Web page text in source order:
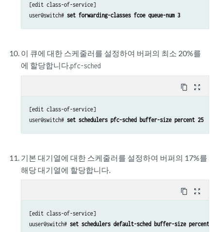
[edit class-of-service]
user@switch# set forwarding-classes fcoe queue-num 3
이 큐에 대한 스케줄러를 설정하여 버퍼의 최소 20%를
에 할당합니다.pfc-sched
content_copy zoom_out_map
[edit class-of-service]
user@switch# set schedulers pfc-sched buffer-size percent 25
기본 대기열에 대한 스케줄러를 설정하여 버퍼의 17%를
해당 대기열에 할당합니다.
content_copy zoom_out_map
[edit class-of-service]
uuser@switch# set schedulers default-sched buffer-size percent